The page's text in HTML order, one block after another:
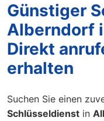
Günstiger
Alberndorf
Direkt
erhalten
Suchen Sie einen
Schlüsseldienst in